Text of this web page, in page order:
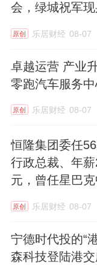
会，绿城祝军现
原创 乐居财经 08-07
卓越运营 产业
零跑汽车服务
原创 乐居财经 08-07
恒隆集团委任
行政总裁、年
元，曾任星巴
原创 乐居财经 08-07
宁德时代投的“
森科技登陆港